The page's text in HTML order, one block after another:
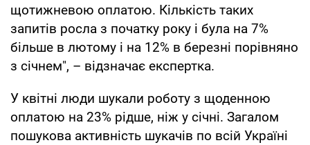
щотижневою оплатою. Кількість таких
запитів росла з початку року і була на 7%
більше в лютому і на 12% в березні порівняно
з січнем", – відзначає експертка.
У квітні люди шукали роботу з щоденною
оплатою на 23% рідше, ніж у січні. Загалом
пошукова активність шукачів по всій Україні